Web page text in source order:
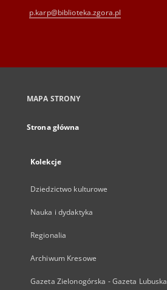
p.karp@biblioteka.zgora.pl
MAPA STRONY
Strona główna
Kolekcje
Dziedzictwo kulturowe
Nauka i dydaktyka
Regionalia
Archiwum Kresowe
Gazeta Zielonogórska - Gazeta Lubuska